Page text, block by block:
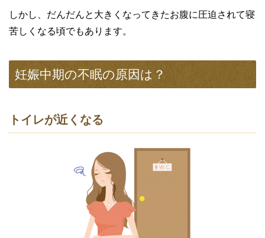
しかし、だんだんと大きくなってきたお腹に圧迫されて寝
苦しくなる頃でもあります。
妊娠中期の不眠の原因は？
トイレが近くなる